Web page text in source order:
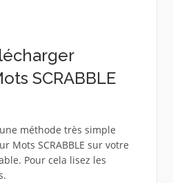
SCRABBLE
méthode très simple
Mots SCRABBLE sur votre
Pour cela lisez les